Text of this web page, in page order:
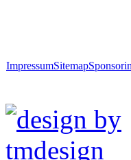
ImpressumSitemap